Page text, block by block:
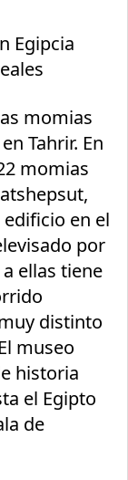
Egipcia
momias
Tahrir. En
momias
en el
por
ellas tiene
distinto
museo
historia
el Egipto
de